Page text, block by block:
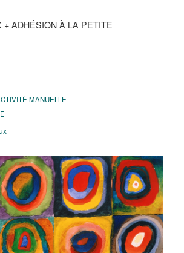
+ ADHÉSION À LA PETITE
MANUELLE